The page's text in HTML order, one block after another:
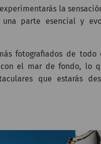
la
parte esencial y
fotografiados de
el mar de fondo, lo
que estarás